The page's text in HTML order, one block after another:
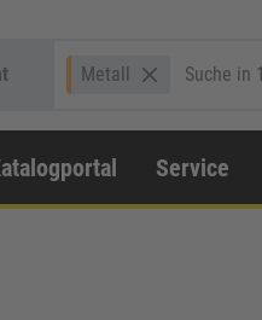
Metall
Service